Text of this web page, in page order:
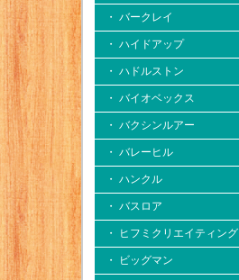
・ バークレイ
・ ハイドアップ
・ ハドルストン
・ バイオベックス
・ バクシンルアー
・ バレーヒル
・ ハンクル
・ バスロア
・ ヒフミクリエイティング
・ ビッグマン